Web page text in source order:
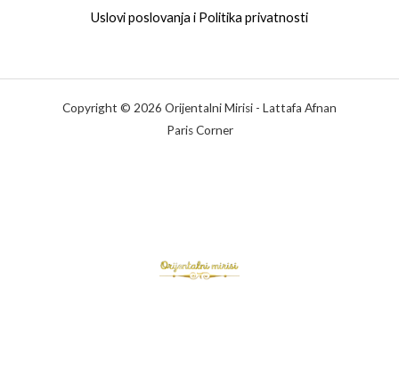
Uslovi poslovanja i Politika privatnosti
Copyright © 2026 Orijentalni Mirisi - Lattafa Afnan
Paris Corner